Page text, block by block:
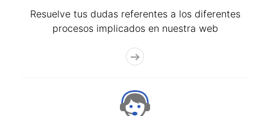
Resuelve tus dudas referentes a los diferentes
procesos implicados en nuestra web